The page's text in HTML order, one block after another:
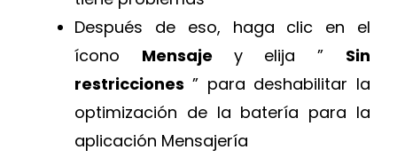
Después de eso, haga clic en el
ícono Mensaje y elija ” Sin
restricciones ” para deshabilitar la
optimización de la batería para la
aplicación Mensajería